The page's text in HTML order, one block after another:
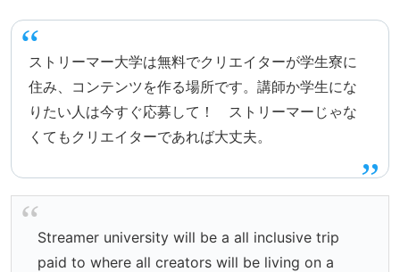
ストリーマー大学は無料でクリエイターが学生寮に
住み、コンテンツを作る場所です。講師か学生にな
りたい人は今すぐ応募して！ ストリーマーじゃな
くてもクリエイターであれば大丈夫。
Streamer university will be a all inclusive trip
paid to where all creators will be living on a